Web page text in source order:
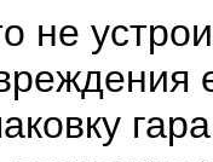
не